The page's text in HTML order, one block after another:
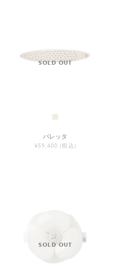
バレッタ
¥59,400 (税込)